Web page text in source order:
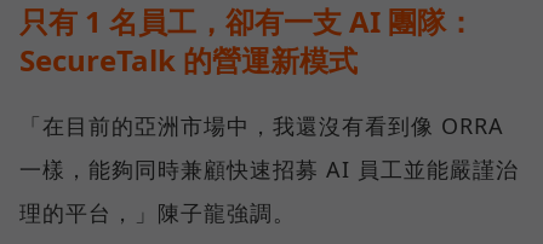
只有 1 名員工，卻有一支 AI 團隊：
SecureTalk 的營運新模式
「在目前的亞洲市場中，我還沒有看到像 ORRA
一樣，能夠同時兼顧快速招募 AI 員工並能嚴謹治
理的平台，」陳子龍強調。